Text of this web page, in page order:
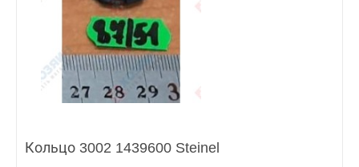
Кольцо 3002 1439600 Steinel